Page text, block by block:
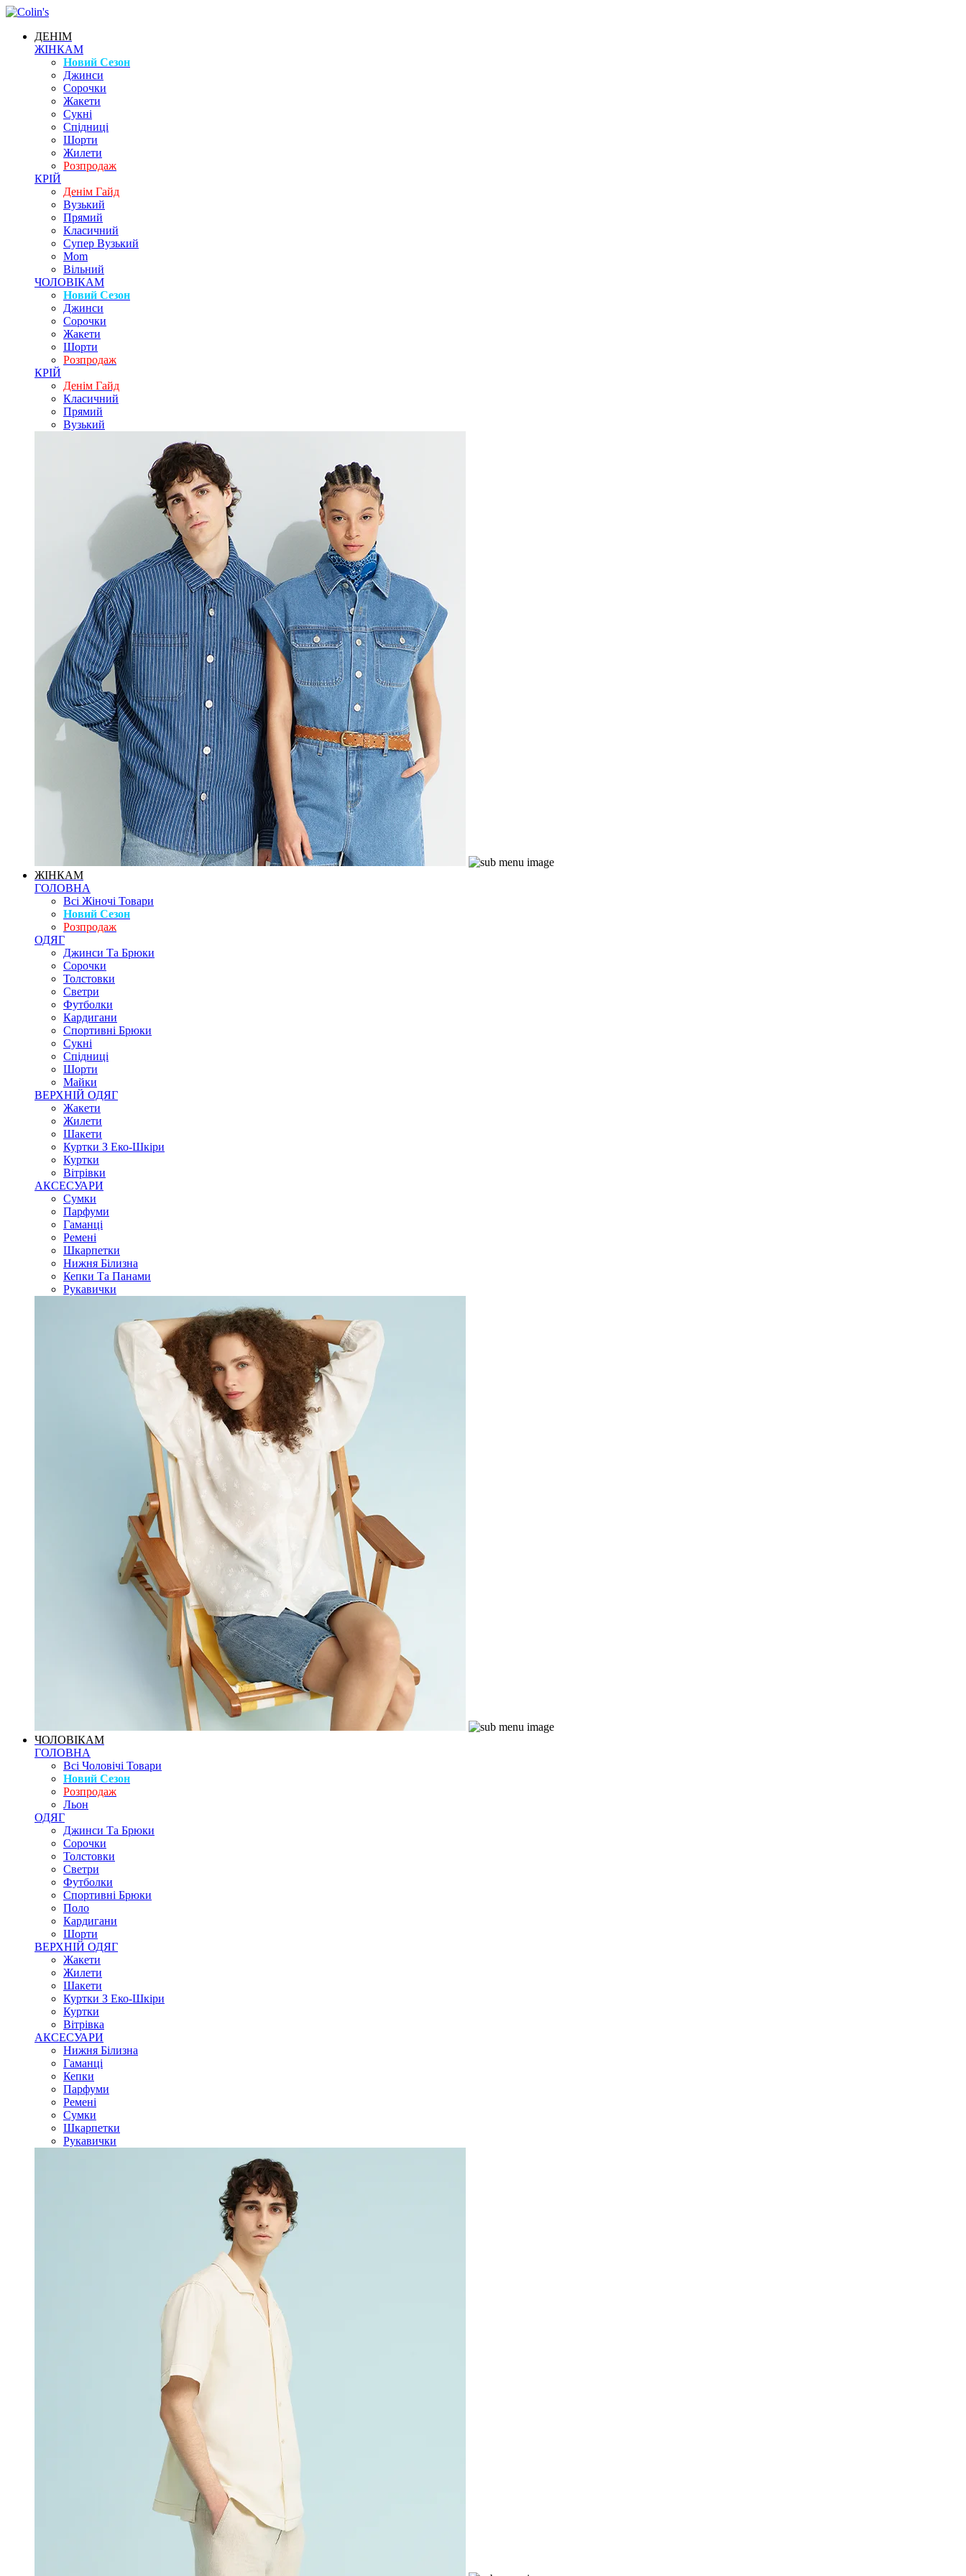
ДЕНІМ
ЖІНКАМ
Новий Сезон
Джинси
Сорочки
Жакети
Сукні
Спідниці
Шорти
Жилети
Розпродаж
КРІЙ
Денім Гайд
Вузький
Прямий
Класичний
Супер Вузький
Mom
Вільний
ЧОЛОВІКАМ
Новий Сезон
Джинси
Сорочки
Жакети
Шорти
Розпродаж
КРІЙ
Денім Гайд
Класичний
Прямий
Вузький
ЖІНКАМ
ГОЛОВНА
Всі Жіночі Товари
Новий Сезон
Розпродаж
ОДЯГ
Джинси Та Брюки
Сорочки
Толстовки
Светри
Футболки
Кардигани
Спортивні Брюки
Сукні
Спідниці
Шорти
Майки
ВЕРХНІЙ ОДЯГ
Жакети
Жилети
Шакети
Куртки З Еко-Шкіри
Куртки
Вітрівки
АКСЕСУАРИ
Сумки
Парфуми
Гаманці
Ремені
Шкарпетки
Нижня Білизна
Кепки Та Панами
Рукавички
ЧОЛОВІКАМ
ГОЛОВНА
Всі Чоловічі Товари
Новий Сезон
Розпродаж
Льон
ОДЯГ
Джинси Та Брюки
Сорочки
Толстовки
Светри
Футболки
Спортивні Брюки
Поло
Кардигани
Шорти
ВЕРХНІЙ ОДЯГ
Жакети
Жилети
Шакети
Куртки З Еко-Шкіри
Куртки
Вітрівка
АКСЕСУАРИ
Нижня Білизна
Гаманці
Кепки
Парфуми
Ремені
Сумки
Шкарпетки
Рукавички